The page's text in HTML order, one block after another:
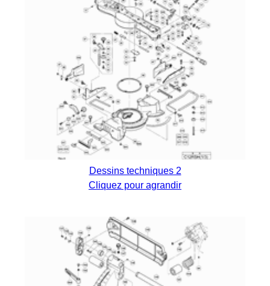
Dessins techniques 2
Cliquez pour agrandir